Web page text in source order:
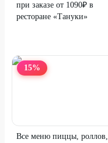
при заказе от 1090₽ в
ресторане «Тануки»
15%
Все меню пиццы, роллов,